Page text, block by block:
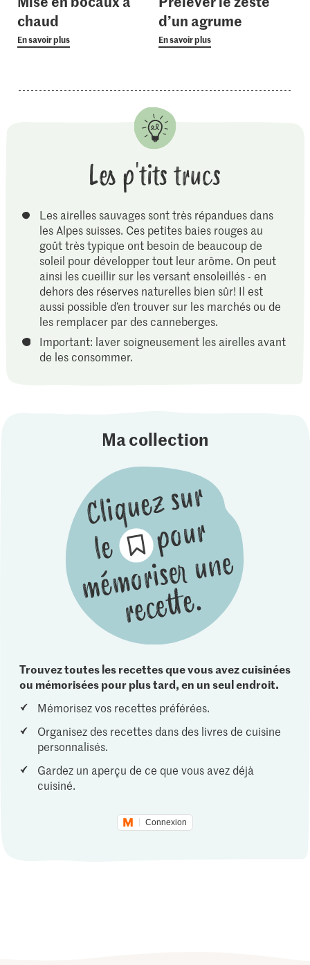
chaud
En savoir plus
d’un agrume
En savoir plus
Les p'tits trucs
Les airelles sauvages sont très répandues dans
les Alpes suisses. Ces petites baies rouges au
goût très typique ont besoin de beaucoup de
soleil pour développer tout leur arôme. On peut
ainsi les cueillir sur les versant ensoleillés - en
dehors des réserves naturelles bien sûr! Il est
aussi possible d’en trouver sur les marchés ou de
les remplacer par des canneberges.
Important: laver soigneusement les airelles avant
de les consommer.
Ma collection
Trouvez toutes les recettes que vous avez cuisinées
ou mémorisées pour plus tard, en un seul endroit.
Mémorisez vos recettes préférées.
Organisez des recettes dans des livres de cuisine
personnalisés.
Gardez un aperçu de ce que vous avez déjà
cuisiné.
Connexion